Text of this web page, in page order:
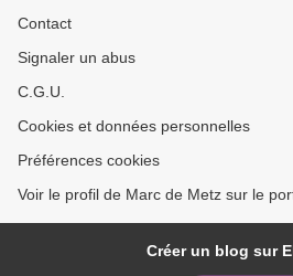
Contact
Signaler un abus
C.G.U.
Cookies et données personnelles
Préférences cookies
Voir le profil de Marc de Metz sur le
Créer un blog sur